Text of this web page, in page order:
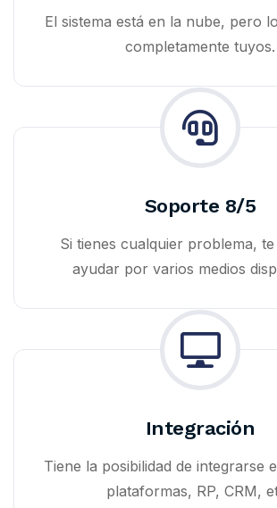
El sistema está en la nube, pero
completamente tuyos.
Soporte 8/5
Si tienes cualquier problema,
ayudar por varios medios
Integración
Tiene la posibilidad de integrarse
plataformas, RP, CRM,